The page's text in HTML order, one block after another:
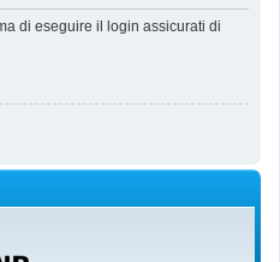
di eseguire il login assicurati di